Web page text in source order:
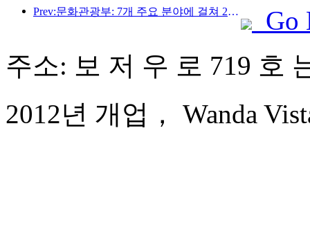
Prev:문화관광부: 7개 주요 분야에 걸쳐 22개의 테마 활동을 시작합니다
Go
주소: 보 저 우 로 719 호
2012년 개업， Wanda